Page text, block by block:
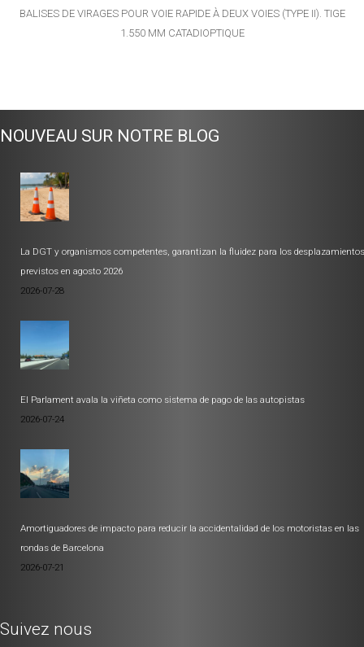
BALISES DE VIRAGES POUR VOIE RAPIDE À DEUX VOIES (TYPE II). TIGE
1.550 MM CATADIOPTIQUE
NOUVEAU SUR NOTRE BLOG
La DGT y organismos competentes, garantizan la fluidez para los desplazamientos
previstos en agosto 2026
2026-07-28
El Parlament avala la viñeta como sistema de pago de las autopistas
2026-07-24
Amortiguadores de impacto para reducir la accidentalidad de los motoristas en las
rondas de Barcelona
2026-07-21
Suivez nous